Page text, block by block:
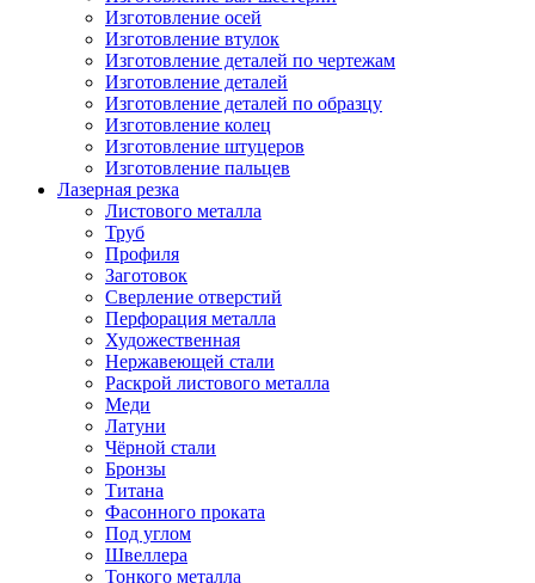
Изготовление осей
Изготовление втулок
Изготовление деталей по чертежам
Изготовление деталей
Изготовление деталей по образцу
Изготовление колец
Изготовление штуцеров
Изготовление пальцев
Лазерная резка
Листового металла
Труб
Профиля
Заготовок
Сверление отверстий
Перфорация металла
Художественная
Нержавеющей стали
Раскрой листового металла
Меди
Латуни
Чёрной стали
Бронзы
Титана
Фасонного проката
Под углом
Швеллера
Тонкого металла